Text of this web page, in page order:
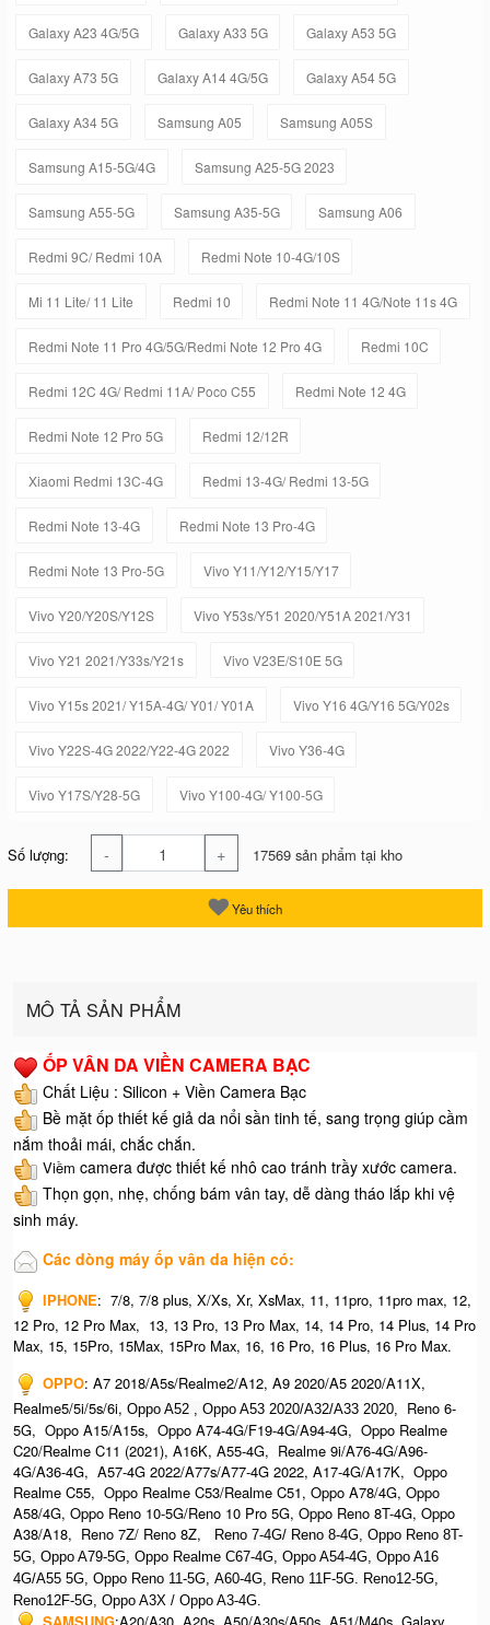
Galaxy A23 4G/5G Galaxy A33 5G Galaxy A53 5G
Galaxy A73 5G Galaxy A14 4G/5G Galaxy A54 5G
Galaxy A34 5G Samsung A05 Samsung A05S
Samsung A15-5G/4G Samsung A25-5G 2023
Samsung A55-5G Samsung A35-5G Samsung A06
Redmi 9C/ Redmi 10A Redmi Note 10-4G/10S
Mi 11 Lite/ 11 Lite Redmi 10 Redmi Note 11 4G/Note 11s 4G
Redmi Note 11 Pro 4G/5G/Redmi Note 12 Pro 4G Redmi 10C
Redmi 12C 4G/ Redmi 11A/ Poco C55 Redmi Note 12 4G
Redmi Note 12 Pro 5G Redmi 12/12R
Xiaomi Redmi 13C-4G Redmi 13-4G/ Redmi 13-5G
Redmi Note 13-4G Redmi Note 13 Pro-4G
Redmi Note 13 Pro-5G Vivo Y11/Y12/Y15/Y17
Vivo Y20/Y20S/Y12S Vivo Y53s/Y51 2020/Y51A 2021/Y31
Vivo Y21 2021/Y33s/Y21s Vivo V23E/S10E 5G
Vivo Y15s 2021/ Y15A-4G/ Y01/ Y01A Vivo Y16 4G/Y16 5G/Y02s
Vivo Y22S-4G 2022/Y22-4G 2022 Vivo Y36-4G
Vivo Y17S/Y28-5G Vivo Y100-4G/ Y100-5G
Số lượng: - + 17569 sản phẩm tại kho
Yêu thích
MÔ TẢ SẢN PHẨM
ỐP VÂN DA VIỀN CAMERA BẠC
Chất Liệu : Silicon + Viền Camera Bạc
Bề mặt ốp thiết kế giả da nổi sần tinh tế, sang trọng giúp cầm
nắm thoải mái, chắc chắn.
Viềm camera được thiết kế nhô cao tránh trầy xước camera.
Thọn gọn, nhẹ, chống bám vân tay, dễ dàng tháo lắp khi vệ
sinh máy.
Các dòng máy ốp vân da hiện có:
IPHONE: 7/8, 7/8 plus, X/Xs, Xr, XsMax, 11, 11pro, 11pro max, 12,
12 Pro, 12 Pro Max, 13, 13 Pro, 13 Pro Max, 14, 14 Pro, 14 Plus, 14 Pro
Max, 15, 15Pro, 15Max, 15Pro Max, 16, 16 Pro, 16 Plus, 16 Pro Max.​
OPPO: A7 2018/A5s/Realme2/A12, A9 2020/A5 2020/A11X,
Realme5/5i/5s/6i, Oppo A52 , Oppo A53 2020/A32/A33 2020,
Reno 6-
5G, Oppo A15/A15s, Oppo A74-4G/F19-4G/A94-4G, Oppo Realme
C20/Realme C11 (2021), A16K, A55-4G, Realme 9i/A76-4G/A96-
4G/A36-4G, A57-4G 2022/A77s/A77-4G 2022, A17-4G/A17K, Oppo
Realme C55, Oppo Realme C53/Realme C51, Oppo A78/4G, Oppo
A58/4G, Oppo Reno 10-5G/Reno 10 Pro 5G, Oppo Reno 8T-4G, Oppo
A38/A18, Reno 7Z/ Reno 8Z,
Reno 7-4G/ Reno 8-4G, Oppo Reno 8T-
5G, Oppo A79-5G, Oppo Realme C67-4G, Oppo A54-4G, Oppo A16
4G/A55 5G, Oppo Reno 11-5G, A60-4G, Reno 11F-5G. Reno12-5G,
Reno12F-5G, Oppo A3X / Oppo A3-4G.